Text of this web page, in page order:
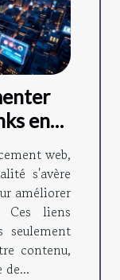
en
web,
s'avère
améliorer
Ces liens
seulement
contenu,